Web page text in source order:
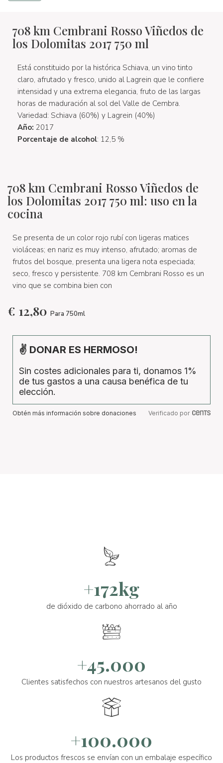
708 km Cembrani Rosso Viñedos de
los Dolomitas 2017 750 ml
Está constituido por la histórica Schiava, un vino tinto
claro, afrutado y fresco, unido al Lagrein que le confiere
intensidad y una extrema elegancia, fruto de las largas
horas de maduración al sol del Valle de Cembra.
Variedad: Schiava (60%) y Lagrein (40%)
Año: 2017
Porcentaje de alcohol: 12,5 %
708 km Cembrani Rosso Viñedos de
los Dolomitas 2017 750 ml: uso en la
cocina
Se presenta de un color rojo rubí con ligeras matices
violáceas; en nariz es muy intenso, afrutado; aromas de
frutos del bosque, presenta una ligera nota especiada;
seco, fresco y persistente. 708 km Cembrani Rosso es un
vino que se combina bien con
€ 12,80 Para 750ml
✌ DONAR ES HERMOSO!
Sin costes adicionales para ti, donamos 1%
de tus gastos a una causa benéfica de tu
elección.
Obtén más información sobre donaciones Verificado por
+172kg
de dióxido de carbono ahorrado al año
+45.000
Clientes satisfechos con nuestros artesanos del gusto
+100.000
Los productos frescos se envían con un embalaje específico